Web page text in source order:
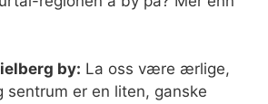
by: La oss være ærlige,
sentrum er en liten, ganske